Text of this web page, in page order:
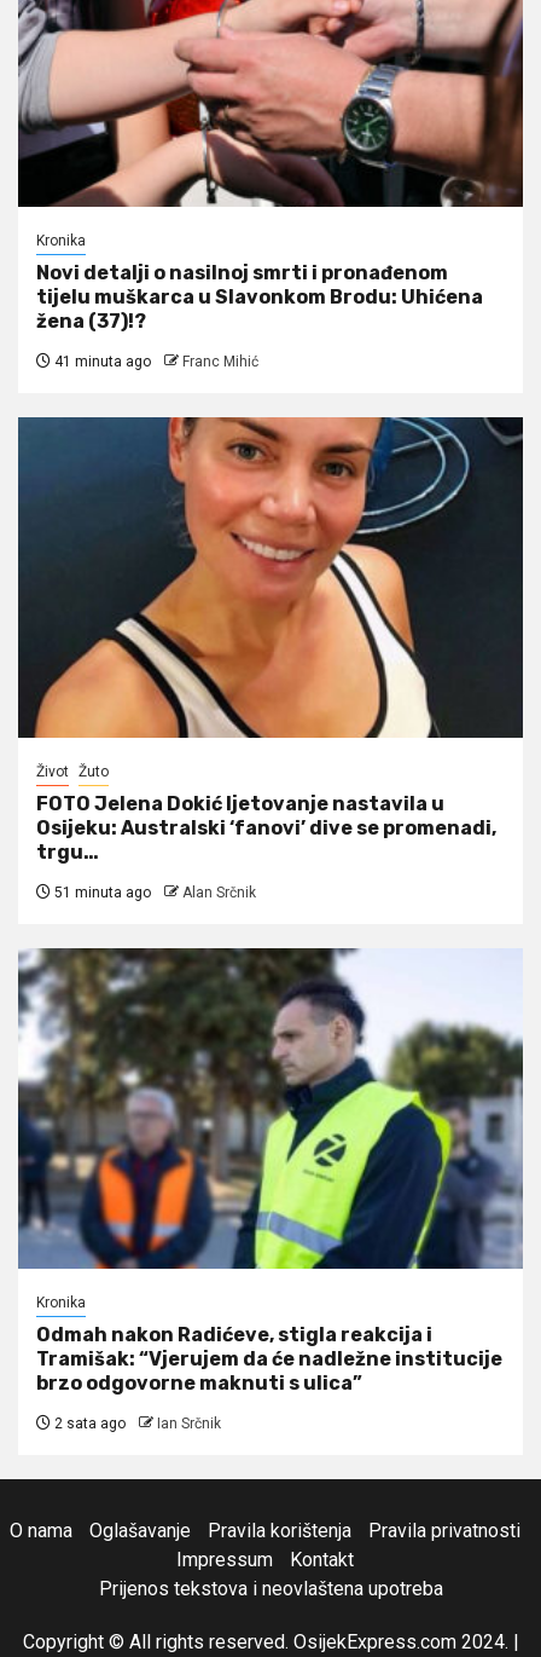
Kronika
Novi detalji o nasilnoj smrti i pronađenom
tijelu muškarca u Slavonkom Brodu: Uhićena
žena (37)!?
41 minuta ago Franc Mihić
Život Žuto
FOTO Jelena Dokić ljetovanje nastavila u
Osijeku: Australski ‘fanovi’ dive se promenadi,
trgu…
51 minuta ago Alan Srčnik
Kronika
Odmah nakon Radićeve, stigla reakcija i
Tramišak: “Vjerujem da će nadležne institucije
brzo odgovorne maknuti s ulica”
2 sata ago Ian Srčnik
O nama Oglašavanje Pravila korištenja
Pravila privatnosti
Impressum
Kontakt
Prijenos tekstova i neovlaštena upotreba
Copyright © All rights reserved. OsijekExpress.com 2024. |